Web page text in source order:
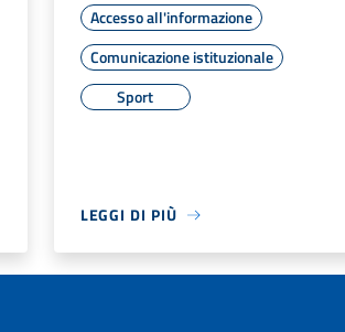
Accesso all'informazione
Comunicazione istituzionale
Sport
LEGGI DI PIÙ